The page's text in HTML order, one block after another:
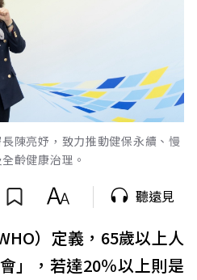
陳亮妤，致力推動健保永續、慢
齡健康治理。
聽遠見
）定義，65歲以上人
」，若達20％以上則是